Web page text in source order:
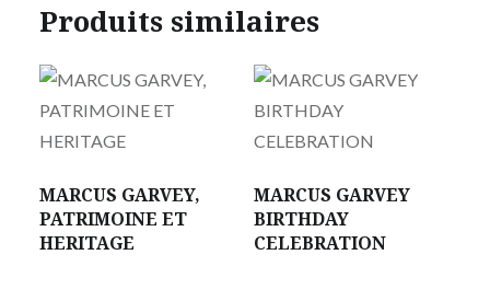
Produits similaires
MARCUS GARVEY,
PATRIMOINE ET
HERITAGE
MARCUS GARVEY
BIRTHDAY
CELEBRATION